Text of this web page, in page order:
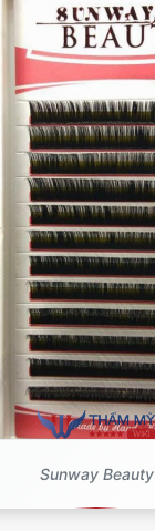
Sunway Beauty